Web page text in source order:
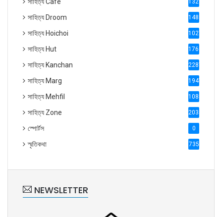
1321
সাহিত্য Droom 1488
সাহিত্য Hoichoi 1027
সাহিত্য Hut 1769
সাহিত্য Kanchan 2287
সাহিত্য Marg 1947
সাহিত্য Mehfil 1088
সাহিত্য Zone 2035
স্পোর্টস 0
স্মৃতিকথা 735
NEWSLETTER